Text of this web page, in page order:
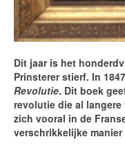
Dit jaar is het
Prinsterer stierf. In
Revolutie. Dit boek
revolutie die al
zich vooral in de
verschrikkelijke manier